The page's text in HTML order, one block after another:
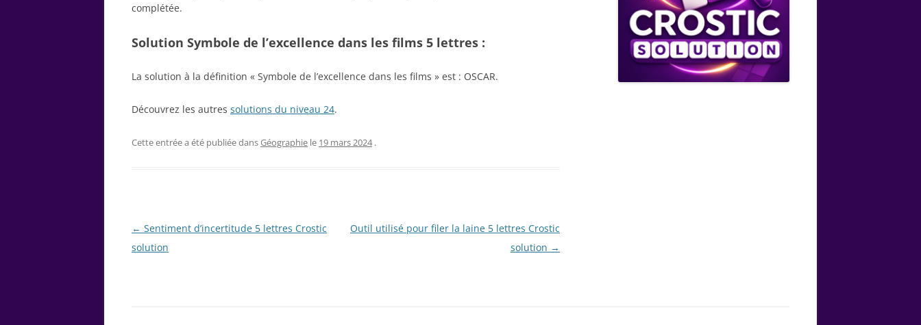
complétée.
Solution Symbole de l’excellence dans les films 5 lettres :
La solution à la définition « Symbole de l’excellence dans les films » est : OSCAR.
Découvrez les autres solutions du niveau 24.
Cette entrée a été publiée dansGéographie le 19 mars 2024 .
Navigation
des
← Sentiment d’incertitude 5 lettres Crostic
solution
Outil utilisé pour filer la laine 5 lettres Crostic
solution →